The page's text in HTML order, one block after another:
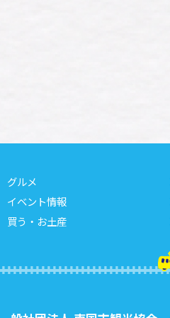
グルメ
イベント情報
買う・お土産